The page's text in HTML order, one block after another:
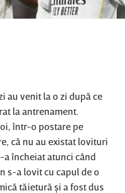
au venit la o zi după ce
la antrenament.
într-o postare pe
că nu au existat lovituri
încheiat atunci când
s-a lovit cu capul de o
tăietură şi a fost dus